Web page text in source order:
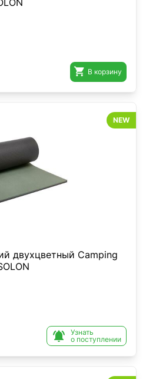
 В корзину
двухцветный Camping

Узнать
о поступлении
NEW